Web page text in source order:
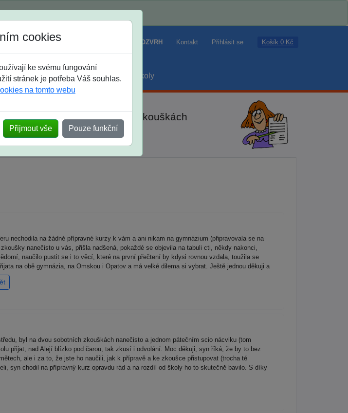
Jak si vybrat ROZVRH Kontakt Přihlásit se Košík 0 Kč
maturanti soutěže prázdniny školy
po skutečných přijímacích zkouškách
cookies
ke svému fungování
stránek je potřeba Váš souhlas.
na tomto webu
Přijmout vše Pouze funkční
nechodila na žádné přípravné kurzy k vám a ani nikam na gymnázium (připravovala se na
nanečisto u vás, přišla nadšená, pokaždé se objevila na tabuli cti, někdy nakonci,
naučilo pustit se i to věcí, které na první přečtení by kdysi rovnou vzdala, toužila se
na obě gymnázia, na Omskou i Opatov a má velké dilema si vybrat. Ještě jednou děkuji a
byl na dvou sobotních zkouškách nanečisto a jednom pátečním scio nácviku (tom
přijat, nad Alejí blízko pod čarou, tak zkusí i odvolání. Moc děkuji, syn říká, že by to bez
ale i za to, že jste ho naučili, jak k přípravě a ke zkoušce přistupovat (trocha té
syn chodil na přípravný kurz opravdu rád a na rozdíl od školy ho to skutečně bavilo. S díky